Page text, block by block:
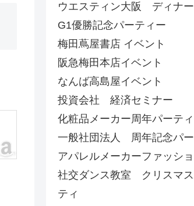
ウエスティン大阪 ディナ
G1優勝記念パーティー
梅田蔦屋書店 イベント
阪急梅田本店イベント
なんば高島屋イベント
投資会社 経済セミナー
化粧品メーカー周年パーテ
一般社団法人 周年記念パ
アパレルメーカーファッシ
社交ダンス教室 クリスマ
ティ